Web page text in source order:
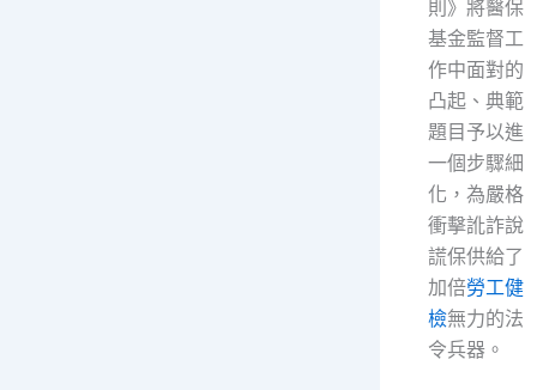
則》將醫保
基金監督工
作中面對的
凸起、典範
題目予以進
一個步驟細
化，為嚴格
衝擊訛詐說
謊保供給了
加倍勞工健
檢無力的法
令兵器。